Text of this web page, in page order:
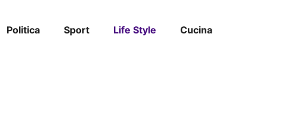
Politica Sport Life Style Cucina